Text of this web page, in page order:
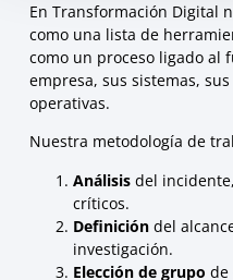
En Transformación Digital
como una lista de
como un proceso ligado al
empresa, sus sistemas,
operativas.
Nuestra metodología de
Análisisdel
críticos.
Definicióndel
investigación.
Elección de grupo de